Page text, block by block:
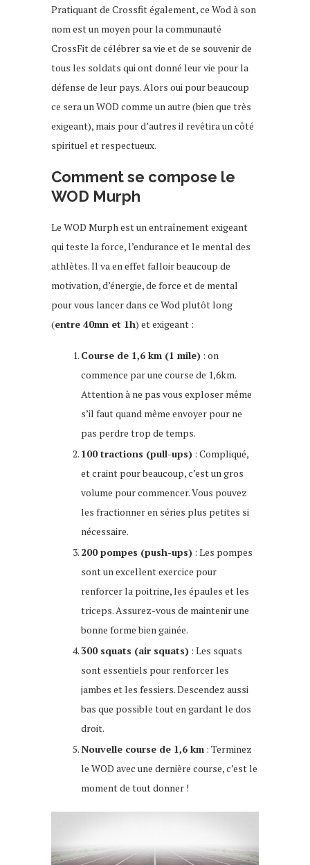
Pratiquant de Crossfit également, ce Wod à son
nom est un moyen pour la communauté
CrossFit de célébrer sa vie et de se souvenir de
tous les soldats qui ont donné leur vie pour la
défense de leur pays. Alors oui pour beaucoup
ce sera un WOD comme un autre (bien que très
exigeant), mais pour d’autres il revêtira un côté
spirituel et respectueux.
Comment se compose le
WOD Murph
Le WOD Murph est un entraînement exigeant
qui teste la force, l’endurance et le mental des
athlètes. Il va en effet falloir beaucoup de
motivation, d’énergie, de force et de mental
pour vous lancer dans ce Wod plutôt long
(entre 40mn et 1h) et exigeant :
Course de 1,6 km (1 mile) : on
commence par une course de 1,6km.
Attention à ne pas vous exploser même
s’il faut quand même envoyer pour ne
pas perdre trop de temps.
100 tractions (pull-ups) : Compliqué,
et craint pour beaucoup, c’est un gros
volume pour commencer. Vous pouvez
les fractionner en séries plus petites si
nécessaire.
200 pompes (push-ups) : Les pompes
sont un excellent exercice pour
renforcer la poitrine, les épaules et les
triceps. Assurez-vous de maintenir une
bonne forme bien gainée.
300 squats (air squats) : Les squats
sont essentiels pour renforcer les
jambes et les fessiers. Descendez aussi
bas que possible tout en gardant le dos
droit.
Nouvelle course de 1,6 km : Terminez
le WOD avec une dernière course, c’est le
moment de tout donner !